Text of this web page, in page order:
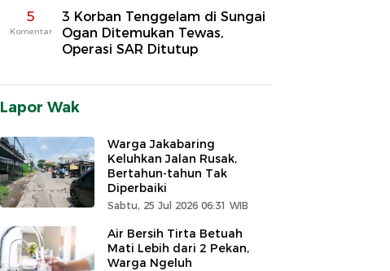
5
Komentar
3 Korban Tenggelam di Sungai
Ogan Ditemukan Tewas,
Operasi SAR Ditutup
Lapor Wak
Warga Jakabaring
Keluhkan Jalan Rusak,
Bertahun-tahun Tak
Diperbaiki
Sabtu, 25 Jul 2026 06:31 WIB
Air Bersih Tirta Betuah
Mati Lebih dari 2 Pekan,
Warga Ngeluh